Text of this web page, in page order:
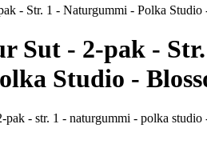
- Str. 1 - Naturgummi - Polka Studio
Sut - 2-pak -
Studio -
- str. 1 - naturgummi - polka studio